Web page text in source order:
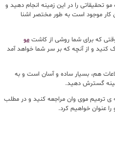
تحقیقاتی را در این زمینه انجام دهید و
موجود است به طور مختصر اشنا
که برای شما روشی از کاشت مو
کنید و از آنچه که بر سر شما خواهد آمد
هم، بسیار ساده و آسان است و به
گسترش دهید.
ترمیم موی وان مراجعه کنید و در مطلب
عنوان خواهیم کرد.